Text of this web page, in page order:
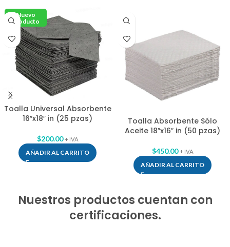
Nuevo
Producto
Toalla Universal Absorbente
16″x18″ in (25 pzas)
$200.00 + IVA
AÑADIR AL CARRITO
Toalla Absorbente Sólo
Aceite 18″x16″ in (50 pzas)
$450.00 + IVA
AÑADIR AL CARRITO
Nuestros productos cuentan con
certificaciones.